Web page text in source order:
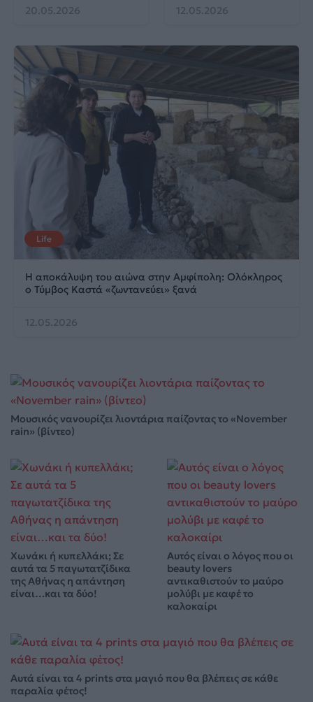
20.05.2026 12.05.2026
Life
Η αποκάλυψη του αιώνα στην Αμφίπολη: Ολόκληρος
ο Τύμβος Καστά «ζωντανεύει» ξανά
12.05.2026
Μουσικός νανουρίζει λιοντάρια παίζοντας το «November
rain» (βίντεο)
Χωνάκι ή κυπελλάκι; Σε
αυτά τα 5 παγωτατζίδικα
της Αθήνας η απάντηση
είναι…και τα δύο!
Αυτός είναι ο λόγος που οι
beauty lovers
αντικαθιστούν το μαύρο
μολύβι με καφέ το
καλοκαίρι
Αυτά είναι τα 4 prints στα μαγιό που θα βλέπεις σε κάθε
παραλία φέτος!